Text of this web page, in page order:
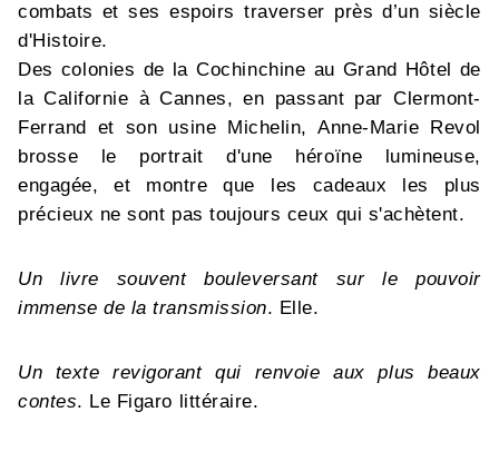
combats et ses espoirs traverser près d’un siècle
d'Histoire.
Des colonies de la Cochinchine au Grand Hôtel de
la Californie à Cannes, en passant par Clermont-
Ferrand et son usine Michelin, Anne-Marie Revol
brosse le portrait d'une héroïne lumineuse,
engagée, et montre que les cadeaux les plus
précieux ne sont pas toujours ceux qui s'achètent.
Un livre souvent bouleversant sur le pouvoir
immense de la transmission. Elle.
Un texte revigorant qui renvoie aux plus beaux
contes. Le Figaro littéraire.